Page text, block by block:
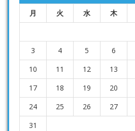
月 火 水 木
3
4 5 6
10
11 12 13
17
18 19 20
24
25 26 27
31